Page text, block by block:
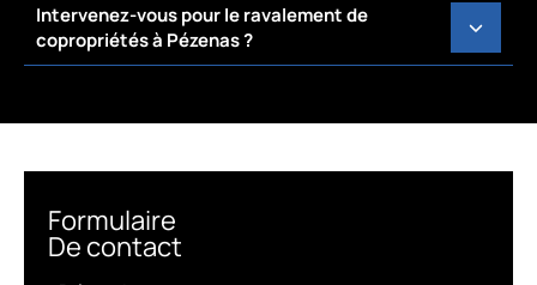
Intervenez-vous pour le ravalement de
copropriétés à Pézenas ?
Formulaire
De contact